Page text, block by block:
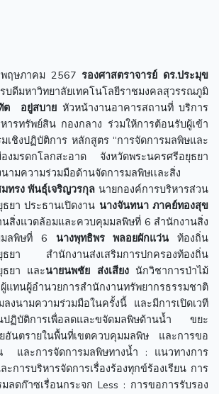
พฤษภาคม 2567รองศาสตราจารย์ ดร.ประมุข
ดีมหาวิทยาลัยเทคโนโลยีราชมงคลสุวรรณภูมิ
ต อยู่สบาย หัวหน้างานอาคารสถานที่ บริการ
ารทรัพย์สิน กองกลาง ร่วมให้การต้อนรับผู้เข้า
เชิงปฏิบัติการ หลักสูตร “การจัดการมลพิษและ
งมรดกโลกสะอาด จังหวัดพระนครศรีอยุธยา
ามความร่วมมือด้านจัดการมลพิษเเละสิ่ง
ทรง พันธุ์เจริญวรกุล นายกองค์การบริหารส่วน
ยา ประธานเปิดงาน นางจันทนา ภาคย์ทองสุข
นสิ่งแวดล้อมและควบคุมมลพิษที่ 6 สำนักงานสิ่ง
มลพิษที่ 6 นางพุทธิพร พลอยผักแว่น ท้องถิ่น
ธยา สำนักงานส่งเสริมการปกครองท้องถิ่น
ธยา และนายนพชัย ส่งเสียงนักวิชาการป่าไม้
ทนผู้อำนวยการสำนักงานทรัพยากรธรรมชาติ
งนามความร่วมมือในครั้งนี้ และมีการเปิดเวที
ปฏิบัติการเพื่อลดและขจัดมลพิษด้านน้ำ ขยะ
อันตรายในพื้นที่เขตควบคุมมลพิษ และการขอ
และการจัดการมลพิษทางน้ำ : แนวทางการ
การบริหารจัดการเรื่องร้องทุกข์ร้องเรียน การ
มลดก๊าซเรื่อนกระจก Less : การขอการรับรอง